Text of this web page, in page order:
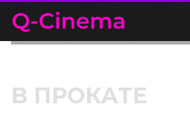
В ПРОКАТЕ